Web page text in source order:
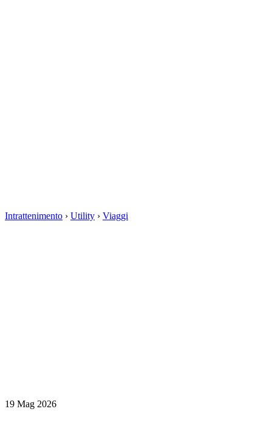
Intrattenimento › Utility › Viaggi
19 Mag 2026